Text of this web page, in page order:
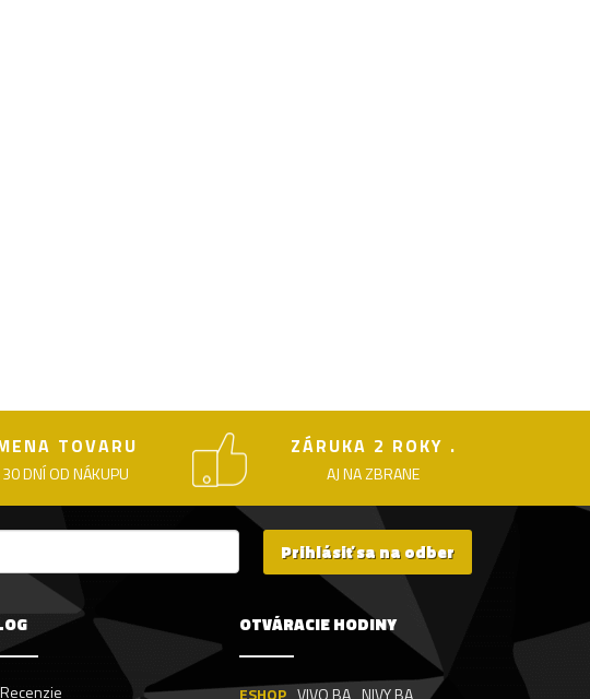
TOVARU
DNÍ OD NÁKUPU
ZÁRUKA 2 ROKY .
AJ NA ZBRANE
Prihlásiť sa na odber
Recenzie
OTVÁRACIE HODINY
ESHOP VIVO BA NIVY BA